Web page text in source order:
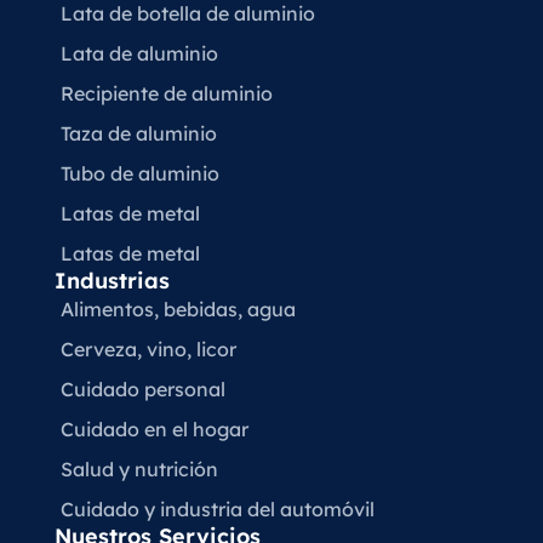
Lata de botella de aluminio
Lata de aluminio
Recipiente de aluminio
Taza de aluminio
Tubo de aluminio
Latas de metal
Latas de metal
Industrias
Alimentos, bebidas, agua
Cerveza, vino, licor
Cuidado personal
Cuidado en el hogar
Salud y nutrición
Cuidado y industria del automóvil
Nuestros Servicios